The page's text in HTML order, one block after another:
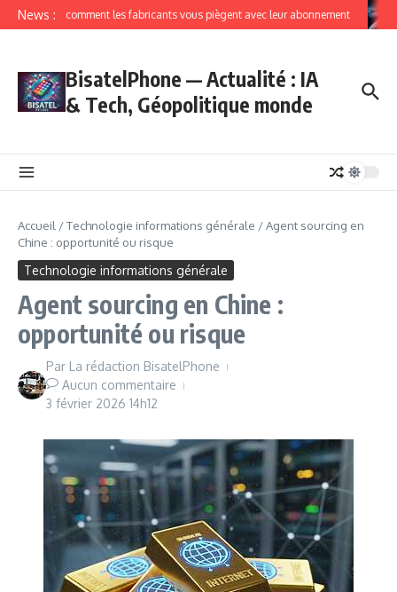
News :IoT comment les fabricants vous piègent avec leur abonnement
BisatelPhone — Actualité : IA
& Tech, Géopolitique monde
Accueil /Technologie informations générale /Agent sourcing en
Chine : opportunité ou risque
Technologie informations générale
Agent sourcing en Chine :
opportunité ou risque
Par La rédaction BisatelPhone
Aucun commentaire
3 février 2026 14h12